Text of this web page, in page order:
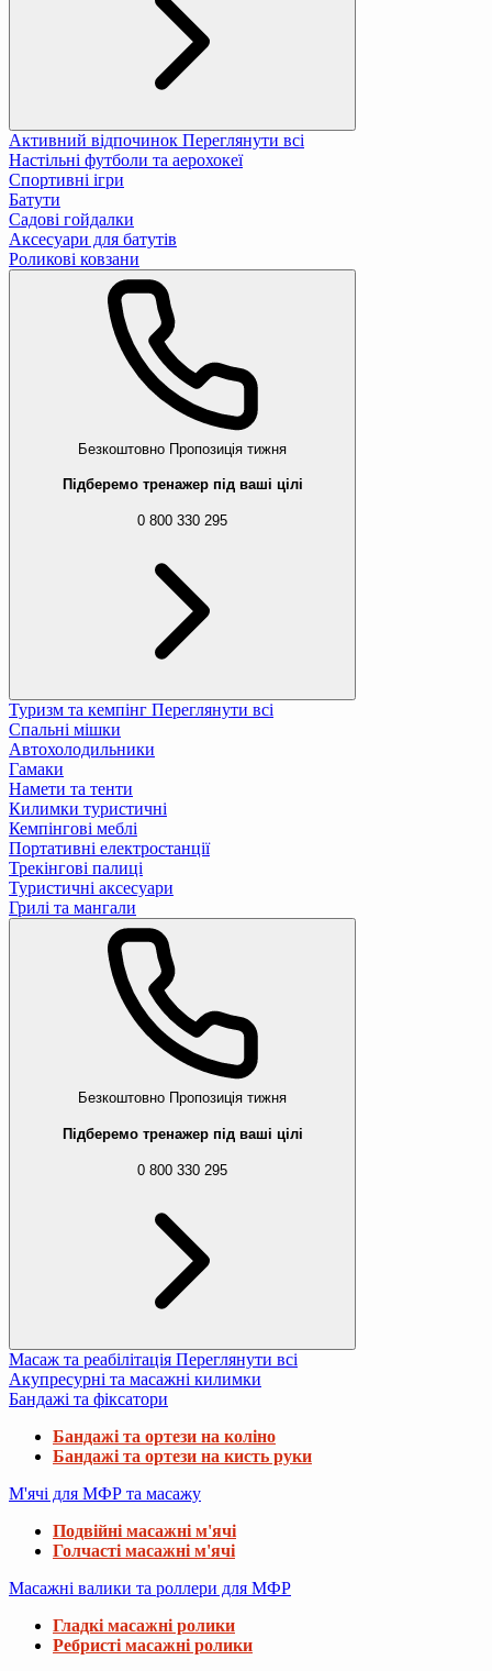
Активний відпочинок Переглянути всі
Настільні футболи та аерохокеї
Спортивні ігри
Батути
Садові гойдалки
Аксесуари для батутів
Роликові ковзани
Безкоштовно Пропозиція тижня
Підберемо тренажер під ваші цілі
0 800 330 295
Туризм та кемпінг Переглянути всі
Спальні мішки
Автохолодильники
Гамаки
Намети та тенти
Килимки туристичні
Кемпінгові меблі
Портативні електростанції
Трекінгові палиці
Туристичні аксесуари
Грилі та мангали
Безкоштовно Пропозиція тижня
Підберемо тренажер під ваші цілі
0 800 330 295
Масаж та реабілітація Переглянути всі
Акупресурні та масажні килимки
Бандажі та фіксатори
Бандажі та ортези на коліно
Бандажі та ортези на кисть руки
М'ячі для МФР та масажу
Подвійні масажні м'ячі
Голчасті масажні м'ячі
Масажні валики та роллери для МФР
Гладкі масажні ролики
Ребристі масажні ролики